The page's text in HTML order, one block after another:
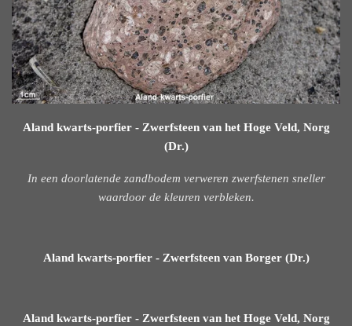
Aland kwarts-porfier - Zwerfsteen van het Hoge Veld, Norg
(Dr.)
In een doorlatende zandbodem verweren zwerfstenen sneller
waardoor de kleuren verbleken.
Aland kwarts-porfier - Zwerfsteen van Borger (Dr.)
Aland kwarts-porfier - Zwerfsteen van het Hoge Veld, Norg